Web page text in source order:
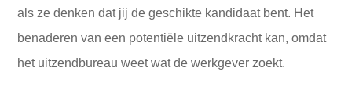
als ze denken dat jij de geschikte kandidaat bent. Het
benaderen van een potentiële uitzendkracht kan, omdat
het uitzendbureau weet wat de werkgever zoekt.